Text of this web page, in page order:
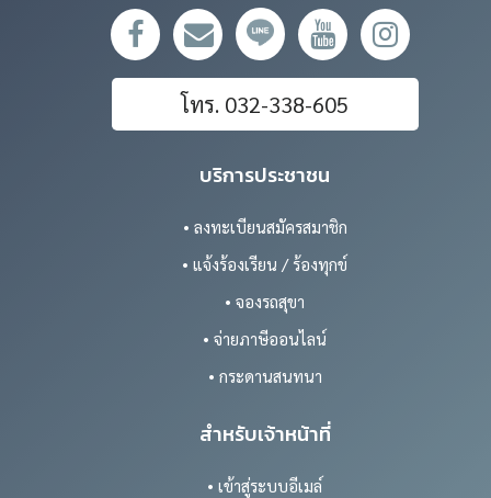
โทร. 032-338-605
บริการประชาชน
• ลงทะเบียนสมัครสมาชิก
• แจ้งร้องเรียน / ร้องทุกข์
• จองรถสุขา
• จ่ายภาษีออนไลน์
• กระดานสนทนา
สำหรับเจ้าหน้าที่
• เข้าสู่ระบบอีเมล์